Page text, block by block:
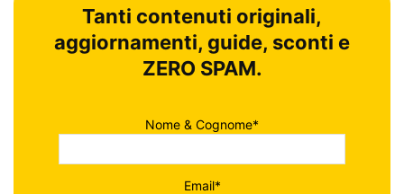
Tanti contenuti originali,
aggiornamenti, guide, sconti e
ZERO SPAM.
Nome & Cognome*
Email*